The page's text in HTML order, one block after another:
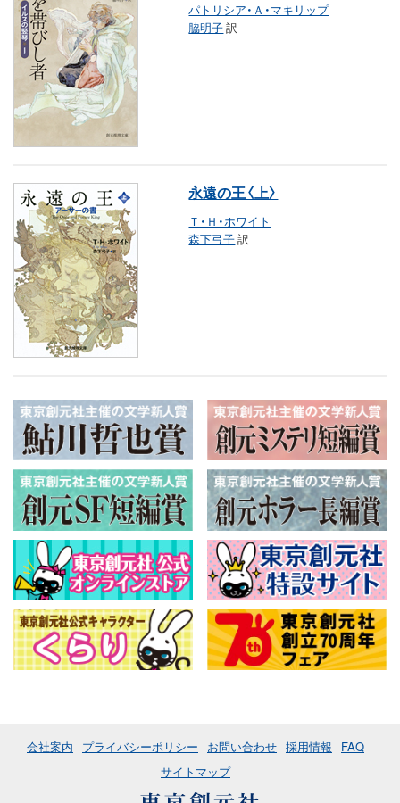
パトリシア・Ａ・マキリップ
脇明子訳
永遠の王〈上〉
Ｔ・Ｈ・ホワイト
森下弓子訳
会社案内 プライバシーポリシー お問い合わせ 採用情報
FAQ
サイトマップ